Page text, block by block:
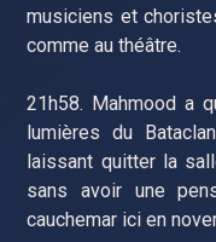
musiciens et
comme au théâtre.
21h58. Mahmood a
lumières du
laissant quitter la
sans avoir une
cauchemar ici en